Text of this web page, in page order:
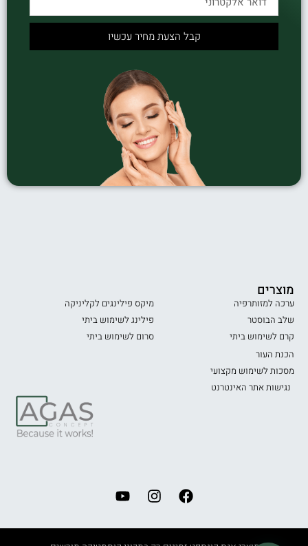
קבל הצעת מחיר עכשיו
מוצרים
ערכה למזותרפיה
שלב הבוסטר
קרם לשימוש ביתי
מיקס פילינגים לקליניקה
פילינג לשימוש ביתי
סרום לשימוש ביתי
הכנת העור
מסכות לשימוש מקצועי
נגישות אתר האינטרנט